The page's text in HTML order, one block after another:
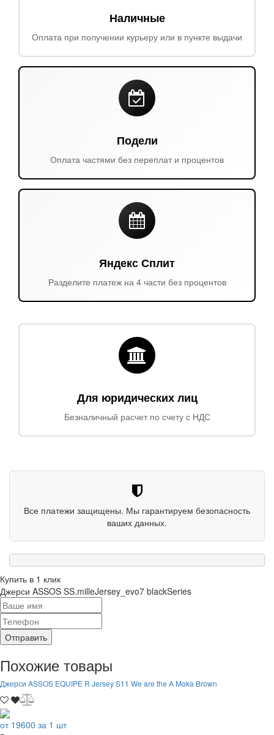
Наличные
Оплата при получении курьеру или в пункте выдачи
Подели
Оплата частями без переплат и процентов
Яндекс Сплит
Разделите платеж на 4 части без процентов
Для юридических лиц
Безналичный расчет по счету с НДС
Все платежи защищены. Мы гарантируем безопасность
ваших данных.
Купить в 1 клик
Джерси ASSOS SS.milleJersey_evo7 blackSeries
Отправить
Похожие товары
Джерси ASSOS EQUIPE R Jersey S11 We are the A Moka Brown
от 19600 за 1 шт